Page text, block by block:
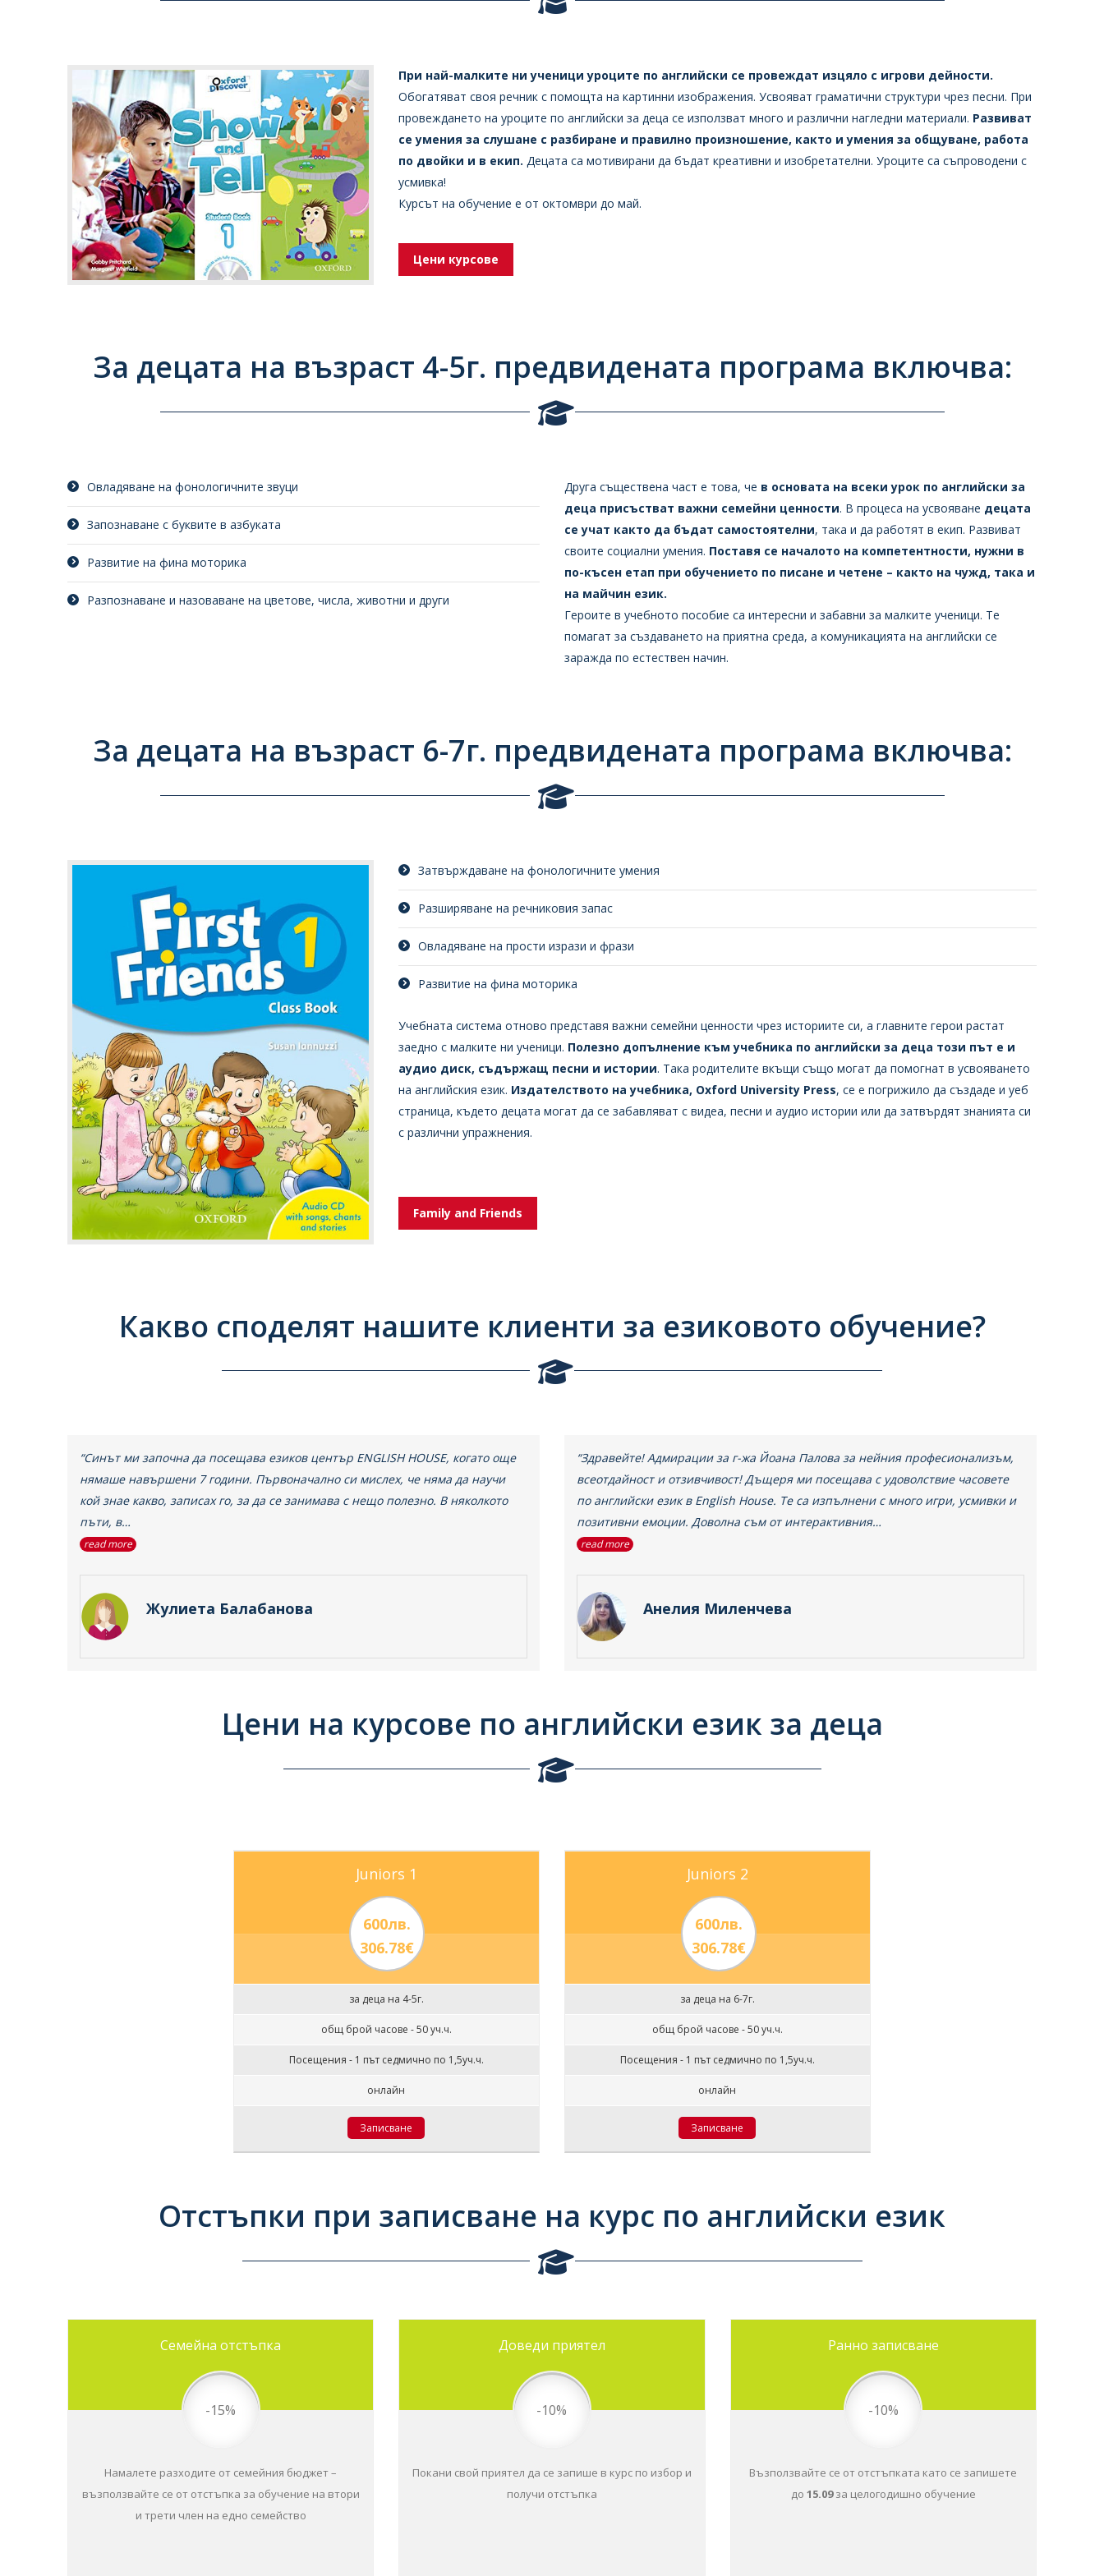
При най-малките ни ученици уроците по английски се провеждат изцяло с игрови дейности.
Обогатяват своя речник с помощта на картинни изображения. Усвояват граматични структури чрез песни. При
провеждането на уроците по английски за деца се използват много и различни нагледни материали. Развиват
се умения за слушане с разбиране и правилно произношение, както и умения за общуване, работа
по двойки и в екип. Децата са мотивирани да бъдат креативни и изобретателни. Уроците са съпроводени с
усмивка!
Курсът на обучение е от октомври до май.
Цени курсове
За децата на възраст 4-5г. предвидената програма включва:
Овладяване на фонологичните звуци
Запознаване с буквите в азбуката
Развитие на фина моторика
Разпознаване и назоваване на цветове, числа, животни и други
Друга съществена част е това, че в основата на всеки урок по английски за
деца присъстват важни семейни ценности. В процеса на усвояване децата
се учат както да бъдат самостоятелни, така и да работят в екип. Развиват
своите социални умения. Поставя се началото на компетентности, нужни в
по-късен етап при обучението по писане и четене – както на чужд, така и
на майчин език.
Героите в учебното пособие са интересни и забавни за малките ученици. Те
помагат за създаването на приятна среда, а комуникацията на английски се
заражда по естествен начин.
За децата на възраст 6-7г. предвидената програма включва:
Затвърждаване на фонологичните умения
Разширяване на речниковия запас
Овладяване на прости изрази и фрази
Развитие на фина моторика
Учебната система отново представя важни семейни ценности чрез историите си, а главните герои растат
заедно с малките ни ученици. Полезно допълнение към учебника по английски за деца този път е и
аудио диск, съдържащ песни и истории. Така родителите вкъщи също могат да помогнат в усвояването
на английския език. Издателството на учебника, Oxford University Press, се е погрижило да създаде и уеб
страница, където децата могат да се забавляват с видеа, песни и аудио истории или да затвърдят знанията си
с различни упражнения.
Family and Friends
Какво споделят нашите клиенти за езиковото обучение?
Жулиета Балабанова
“Синът ми започна да посещава езиков център ENGLISH HOUSЕ, когато още
нямаше навършени 7 години. Първоначално си мислех, че няма да научи
кой знае какво, записах го, за да се занимава с нещо полезно. В няколкото
пъти, в…
read more
Анелия Миленчева
“Здравейте! Адмирации за г-жа Йоана Палова за нейния професионализъм,
всеотдайност и отзивчивост! Дъщеря ми посещава с удоволствие часовете
по английски език в English House. Те са изпълнени с много игри, усмивки и
позитивни емоции. Доволна съм от интерактивния…
read more
Цени на курсове по английски език за деца
Juniors 1
600лв.
306.78€
за деца на 4-5г.
общ брой часове - 50 уч.ч.
Посещения - 1 път седмично по 1,5уч.ч.
онлайн
Записване
Juniors 2
600лв.
306.78€
за деца на 6-7г.
общ брой часове - 50 уч.ч.
Посещения - 1 път седмично по 1,5уч.ч.
онлайн
Записване
Отстъпки при записване на курс по английски език
Семейна отстъпка
-15%
Намалете разходите от семейния бюджет –
възползвайте се от отстъпка за обучение на втори
и трети член на едно семейство
Доведи приятел
-10%
Покани свой приятел да се запише в курс по избор и
получи отстъпка
Ранно записване
-10%
Възползвайте се от отстъпката като се запишете
до 15.09за целогодишно обучение